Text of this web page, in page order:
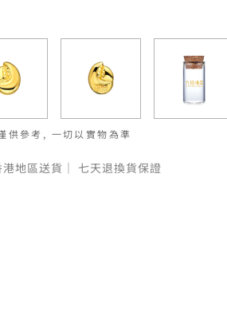
供參考, 一切以實物為準
地區送貨｜ 七天退換貨保證